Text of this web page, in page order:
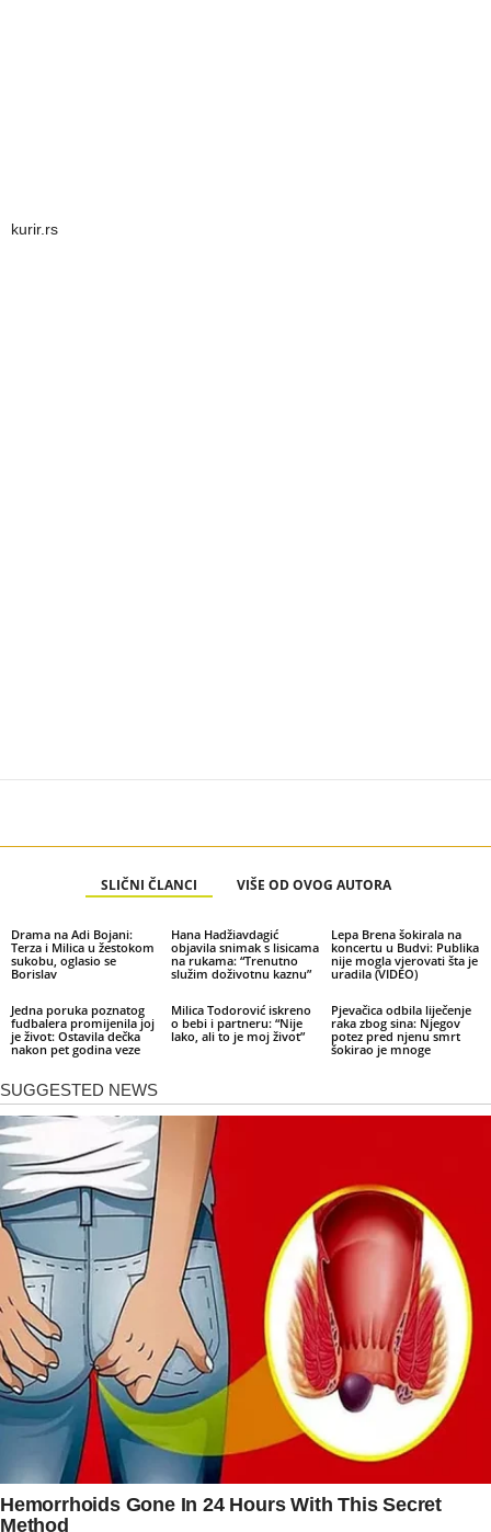
kurir.rs
SLIČNI ČLANCI VIŠE OD OVOG AUTORA
Drama na Adi Bojani:
Terza i Milica u žestokom
sukobu, oglasio se
Borislav
Hana Hadžiavdagić
objavila snimak s lisicama
na rukama: “Trenutno
služim doživotnu kaznu”
Lepa Brena šokirala na
koncertu u Budvi: Publika
nije mogla vjerovati šta je
uradila (VIDEO)
Jedna poruka poznatog
fudbalera promijenila joj
je život: Ostavila dečka
nakon pet godina veze
Milica Todorović iskreno
o bebi i partneru: “Nije
lako, ali to je moj život”
Pjevačica odbila liječenje
raka zbog sina: Njegov
potez pred njenu smrt
šokirao je mnoge